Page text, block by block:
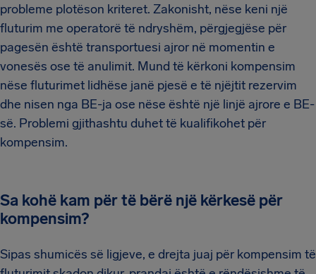
probleme plotëson kriteret. Zakonisht, nëse keni një
fluturim me operatorë të ndryshëm, përgjegjëse për
pagesën është transportuesi ajror në momentin e
vonesës ose të anulimit. Mund të kërkoni kompensim
nëse fluturimet lidhëse janë pjesë e të njëjtit rezervim
dhe nisen nga BE-ja ose nëse është një linjë ajrore e BE-
së. Problemi gjithashtu duhet të kualifikohet për
kompensim.
Sa kohë kam për të bërë një kërkesë për
kompensim?
Sipas shumicës së ligjeve, e drejta juaj për kompensim të